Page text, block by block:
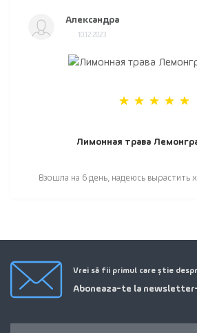
Александра
10.12.2023
Лимонная трава
Взошла на 6 день, надеюсь вырастить
Vrei să fii primul care știe
Aboneaza-te la